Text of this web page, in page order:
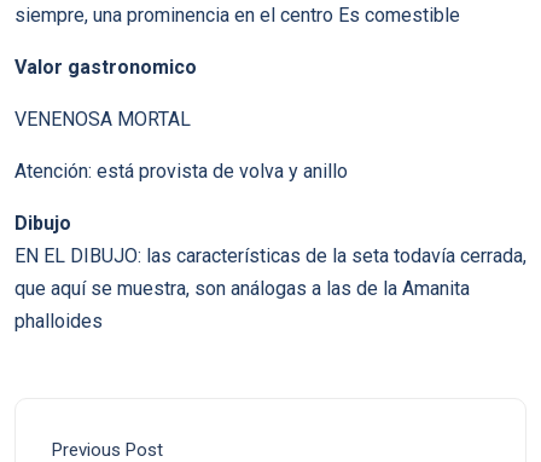
siempre, una prominencia en el centro Es comestible
Valor gastronomico
VENENOSA MORTAL
Atención: está provista de volva y anillo
Dibujo
EN EL DIBUJO: las características de la seta todavía cerrada,
que aquí se muestra, son análogas a las de la Amanita
phalloides
Previous Post